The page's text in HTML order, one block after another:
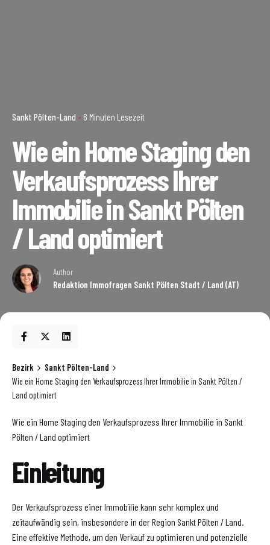
Sankt Pölten-Land 6 Minuten Lesezeit
Wie ein Home Staging den
Verkaufsprozess Ihrer
Immobilie in Sankt Pölten
/ Land optimiert
Author
Redaktion Immofragen Sankt Pölten Stadt / Land (AT)
Bezirk
Sankt Pölten-Land
Wie ein Home Staging den Verkaufsprozess Ihrer Immobilie in Sankt Pölten /
Land optimiert
Wie ein Home Staging den Verkaufsprozess Ihrer Immobilie in Sankt
Pölten / Land optimiert
Einleitung
Der Verkaufsprozess einer Immobilie kann sehr komplex und
zeitaufwändig sein, insbesondere in der Region Sankt Pölten / Land.
Eine effektive Methode, um den Verkauf zu optimieren und potenzielle